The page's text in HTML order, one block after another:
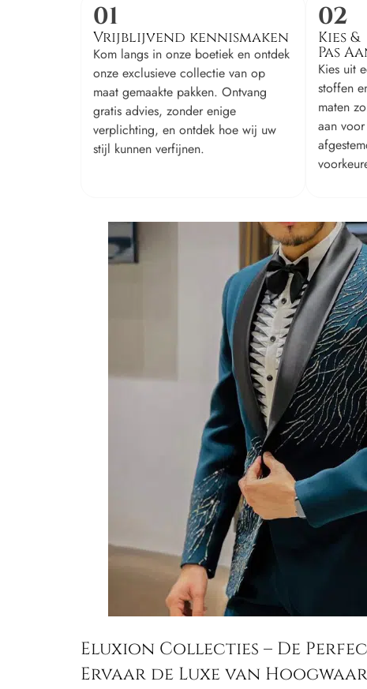
01
Vrijblijvend kennismaken
Kom langs in onze boetiek en ontdek
onze exclusieve collectie van op
maat gemaakte pakken. Ontvang
gratis advies, zonder enige
verplichting, en ontdek hoe wij uw
stijl kunnen verfijnen.
02
Kies &
Pas
Kies uit
stoffen
maten
aan
Eluxion Collecties – De
Ervaar de Luxe van